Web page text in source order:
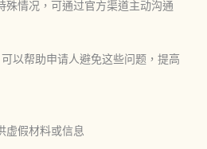
殊情况，可通过官方渠道主动沟通
以帮助申请人避免这些问题，提高
虚假材料或信息